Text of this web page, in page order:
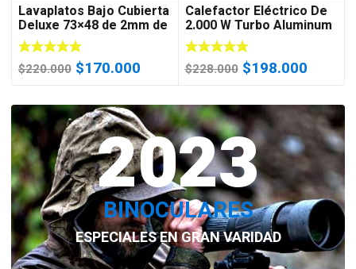
Lavaplatos Bajo Cubierta
Deluxe 73×48 de 2mm de
Espesor Acero
Inoxidable
$220.000 El
original
era:
$220.000.
$170.000
actual
es:
$170.000.
Calefactor Eléctrico De
2.000 W Turbo Aluminum
EE2 (Certificado)
$228.000 El
original
era:
$228.000.
$198.000El
actual
es:
2023
BINOCULARES
ESPECIALES EN GRAN VARIDAD